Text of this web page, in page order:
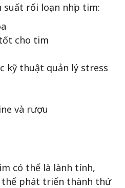
rối loạn nhịp tim:
cho tim
kỹ thuật quản lý stress
và rượu
có thể là lành tính,
thể phát triển thành thứ